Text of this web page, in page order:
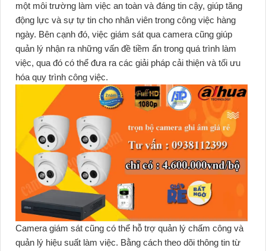
một môi trường làm việc an toàn và đáng tin cậy, giúp tăng
động lực và sự tự tin cho nhân viên trong công việc hàng
ngày. Bên cạnh đó, việc giám sát qua camera cũng giúp
quản lý nhận ra những vấn đề tiềm ẩn trong quá trình làm
việc, qua đó có thể đưa ra các giải pháp cải thiện và tối ưu
hóa quy trình công việc.
Camera giám sát cũng có thể hỗ trợ quản lý chấm công và
quản lý hiệu suất làm việc. Bằng cách theo dõi thông tin từ